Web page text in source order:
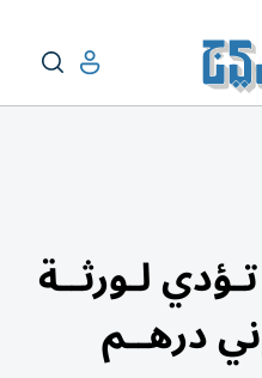
لـورثــة
درهــم